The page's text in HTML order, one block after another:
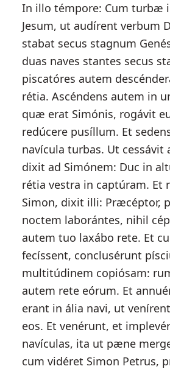
In illo témpore: Cum turbæ
Jesum, ut audírent verbum
stabat secus stagnum
duas naves stantes secus
piscatóres autem
rétia. Ascéndens autem in
quæ erat Simónis, rogávit
redúcere pusíllum. Et
navícula turbas. Ut cessávit
dixit ad Simónem: Duc in
rétia vestra in captúram. Et
Simon, dixit illi: Præcéptor,
noctem laborántes, nihil
autem tuo laxábo rete. Et
fecíssent, conclusérunt
multitúdinem copiósam:
autem rete eórum. Et
erant in ália navi, ut
eos. Et venérunt, et
navículas, ita ut pæne
cum vidéret Simon Petrus,